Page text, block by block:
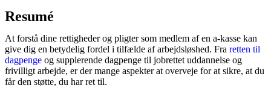
Resumé
At forstå dine rettigheder og pligter som medlem af en a-kasse kan
give dig en betydelig fordel i tilfælde af arbejdsløshed. Fra retten til
dagpenge og supplerende dagpenge til jobrettet uddannelse og
frivilligt arbejde, er der mange aspekter at overveje for at sikre, at du
får den støtte, du har ret til.